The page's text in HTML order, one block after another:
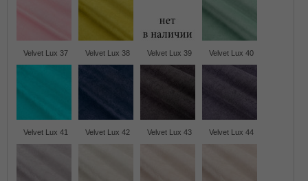
Velvet Lux 37 Velvet Lux 38 Velvet Lux 39 Velvet Lux 40
Velvet Lux 41 Velvet Lux 42 Velvet Lux 43 Velvet Lux 44